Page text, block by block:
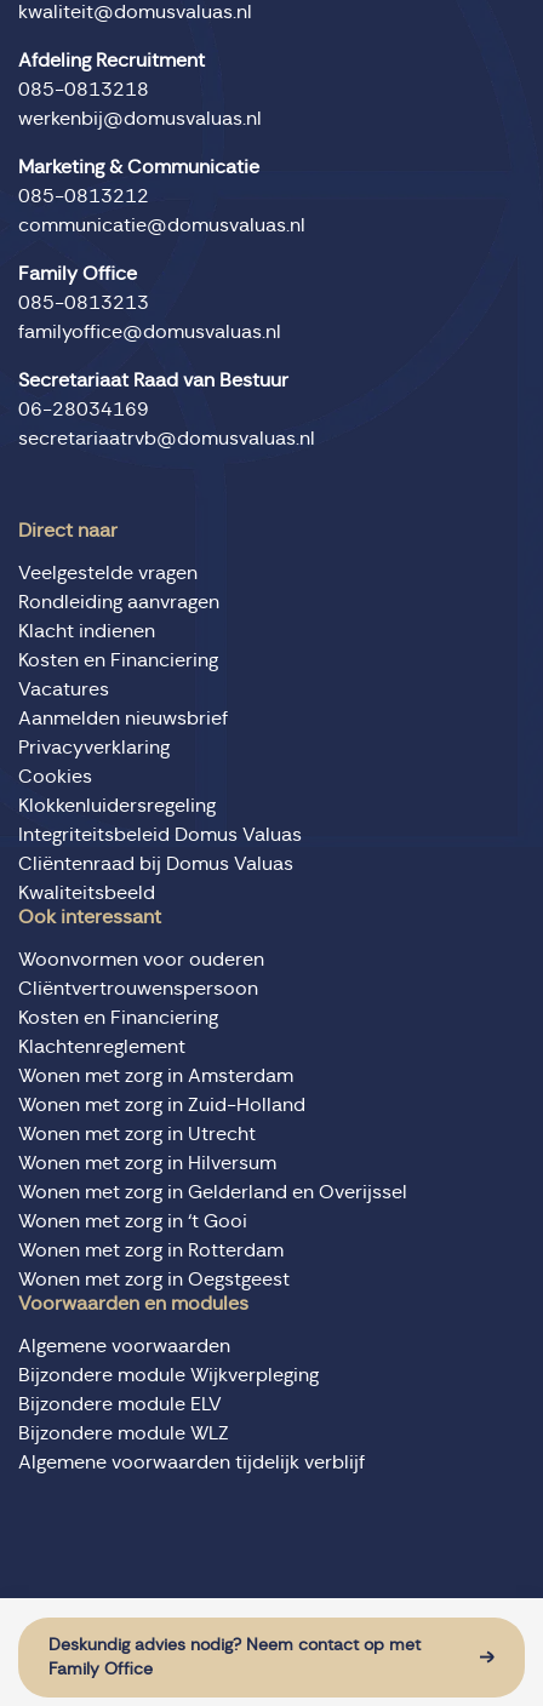
Deskundig advies nodig? Neem contact op met
Family Office
kwaliteit@domusvaluas.nl
Afdeling Recruitment
085-0813218
werkenbij@domusvaluas.nl
Marketing & Communicatie
085-0813212
communicatie@domusvaluas.nl
Family Office
085-0813213
familyoffice@domusvaluas.nl
Secretariaat Raad van Bestuur
06-28034169
secretariaatrvb@domusvaluas.nl
Direct naar
Veelgestelde vragen
Rondleiding aanvragen
Klacht indienen
Kosten en Financiering
Vacatures
Aanmelden nieuwsbrief
Privacyverklaring
Cookies
Klokkenluidersregeling
Integriteitsbeleid Domus Valuas
Cliëntenraad bij Domus Valuas
Kwaliteitsbeeld
Ook interessant
Woonvormen voor ouderen
Cliëntvertrouwenspersoon
Kosten en Financiering
Klachtenreglement
Wonen met zorg in Amsterdam
Wonen met zorg in Zuid-Holland
Wonen met zorg in Utrecht
Wonen met zorg in Hilversum
Wonen met zorg in Gelderland en Overijssel
Wonen met zorg in ‘t Gooi
Wonen met zorg in Rotterdam
Wonen met zorg in Oegstgeest
Voorwaarden en modules
Algemene voorwaarden
Bijzondere module Wijkverpleging
Bijzondere module ELV
Bijzondere module WLZ
Algemene voorwaarden tijdelijk verblijf
Website door: Sturdy Digital